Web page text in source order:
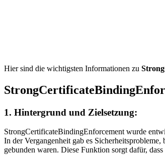
Hier sind die wichtigsten Informationen zu
1. Hintergrund und Zielsetzung:
StrongCertificateBindingEnforcement wurde
In der Vergangenheit gab es
gebunden waren. Diese Funktion sorgt dafür,